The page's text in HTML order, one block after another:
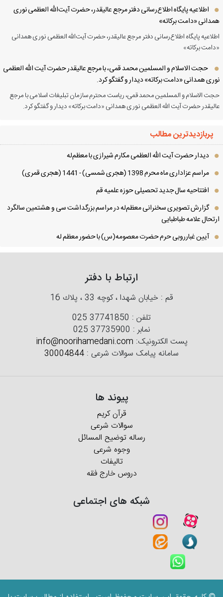
اطلاعیه پایگاه اطلاع‌رسانی دفتر مرجع عالیقدر، حضرت آیت‌الله العظمی نوری
«دامت برکاته»
پایگاه اطلاع‌رسانی دفتر مرجع عالیقدر، حضرت آیت‌الله العظمی نوری همدانی
برکاته»
حجت الاسلام و المسلمین محمد قمی، با مرجع عالیقدر حضرت آیت الله العظمی
همدانی «دامت برکاته» دیدار و گفتگو کرد.
الاسلام و المسلمین محمد قمی، ریاست محترم سازمان تبلیغات اسلامی با مرجع
حضرت آیت الله العظمی نوری همدانی «دامت برکاته» دیدار و گفتگو کرد.
پربازدیدترین مطالب
دیدار حضرت آیت الله العظمی مكارم شیرازی با معظم‌له
مراسم عزاداری ماه محرم 1398 (هجری شمسی) - 1441 (هجری قمری)
افتتاحیه سال جدید تحصیلی حوزه علمیه قم
گزارش تصویری سخنرانی معظم‌له در مراسم بزرگداشت سی و هشتمین سالگرد
علامه طباطبایی
آیین غبارروبی حرم حضرت معصومه(س) با حضور معظم له
ارتباط با دفتر
قم : خیابان شهدا ، كوچه 33 ، پلاك 16
تلفن :025 37741850
نمابر :025 37735900
پست الکترونیک:info@noorihamedani.com
سامانه پیامک سوالات شرعی : 30004844
پیوند ها
قرآن کریم
سوالات شرعی
رساله توضیح المسائل
وجوه شرعی
تالیفات
دروس خارج فقه
شبکه های اجتماعی